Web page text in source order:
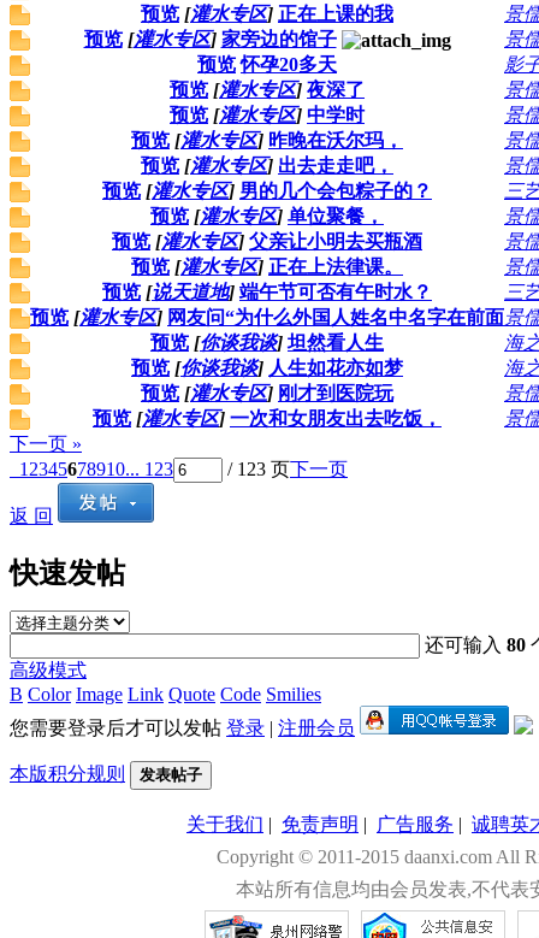
预览 [灌水专区] 正在上课的我
景
预览 [灌水专区] 家旁边的馆子
景
预览 怀孕20多天
影
预览 [灌水专区] 夜深了
景
预览 [灌水专区] 中学时
景
预览 [灌水专区] 昨晚在沃尔玛，
景
预览 [灌水专区] 出去走走吧，
景
预览 [灌水专区] 男的几个会包粽子的？
三
预览 [灌水专区] 单位聚餐，
景
预览 [灌水专区] 父亲让小明去买瓶酒
景
预览 [灌水专区] 正在上法律课。
景
预览 [说天道地] 端午节可否有午时水？
三
预览 [灌水专区] 网友问“为什么外国人姓名中名字在前面景
预览 [你谈我谈] 坦然看人生
海
预览 [你谈我谈] 人生如花亦如梦
海
预览 [灌水专区] 刚才到医院玩
景
预览 [灌水专区] 一次和女朋友出去吃饭，
景
下一页 »
1 2345678910... 123 / 123 页下一页
返 回
快速发帖
还可输入80
高级模式
B Color Image Link Quote Code Smilies
您需要登录后才可以发帖 登录 | 注册会员
本版积分规则 发表帖子
关于我们 | 免责声明 | 广告服务 | 诚聘英
Copyright © 2011-2015 daanxi.com All
本站所有信息均由会员发表,不代